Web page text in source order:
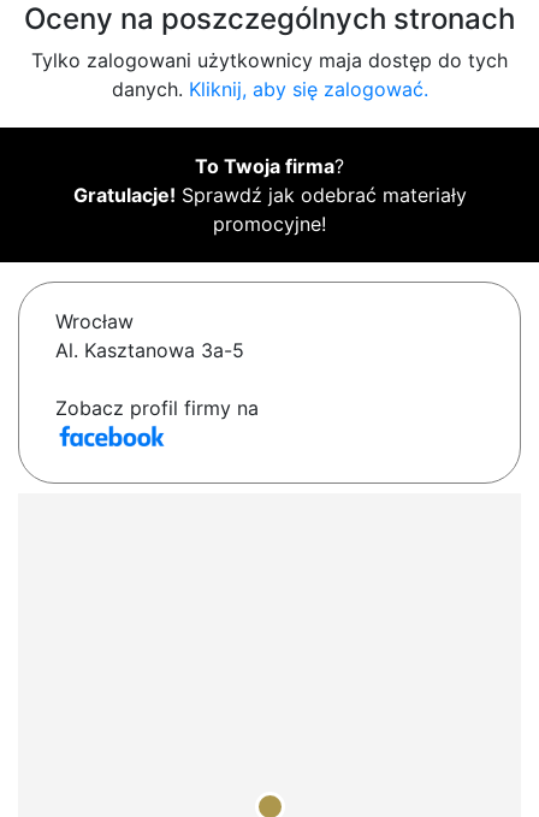
Oceny na poszczególnych stronach
Tylko zalogowani użytkownicy maja dostęp do tych
danych. Kliknij, aby się zalogować.
To Twoja firma?
Gratulacje! Sprawdź jak odebrać materiały
promocyjne!
Wrocław
Al. Kasztanowa 3a-5
Zobacz profil firmy na